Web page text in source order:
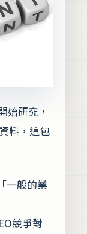
始研究，
料，這包
一般的業
競爭對